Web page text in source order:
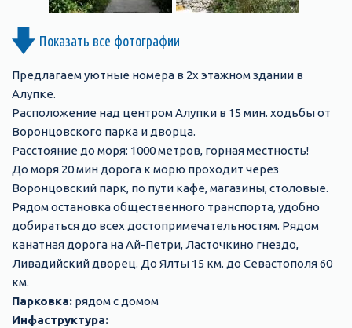
Показать все фотографии
Предлагаем уютные номера в 2х этажном здании в
Алупке.
Расположение над центром Алупки в 15 мин. ходьбы от
Воронцовского парка и дворца.
Расстояние до моря: 1000 метров, горная местность!
До моря 20 мин дорога к морю проходит через
Воронцовский парк, по пути кафе, магазины, столовые.
Рядом остановка общественного транспорта, удобно
добираться до всех достопримечательностям. Рядом
канатная дорога на Ай-Петри, Ласточкино гнездо,
Ливадийский дворец. До Ялты 15 км. до Севастополя 60
км.
Парковка: рядом с домом
Инфаструктура: